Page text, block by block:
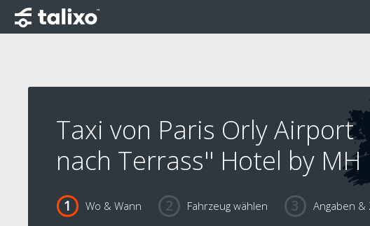
Taxi von Paris Orly Airport
nach Terrass'' Hotel by MH
Wo & Wann Fahrzeug wählen Angaben &